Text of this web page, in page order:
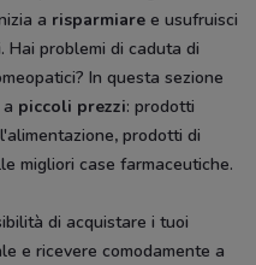
a risparmiare e usufruisci
Hai problemi di caduta di
In questa sezione
piccoli prezzi: prodotti
, prodotti di
migliori case farmaceutiche.
di acquistare i tuoi
e ricevere comodamente a